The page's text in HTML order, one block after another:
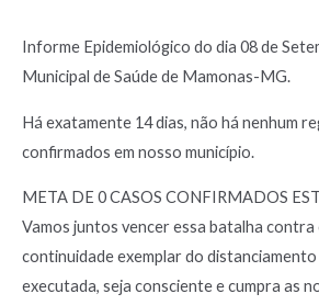
Informe Epidemiológico do dia 08 de
Municipal de Saúde de Mamonas-MG.
Há exatamente 14 dias, não há nenhum
confirmados em nosso município.
META DE 0 CASOS CONFIRMADOS
Vamos juntos vencer essa batalha
continuidade exemplar do
executada, seja consciente e cumpra as